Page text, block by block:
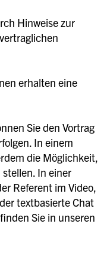
Hinweise zur
erhalten eine
Sie den Vortrag
In einem
die Möglichkeit,
In einer
Referent im Video,
textbasierte Chat
Sie in unseren